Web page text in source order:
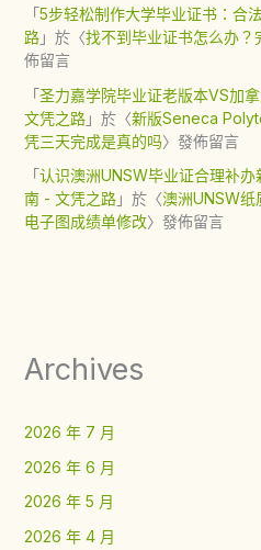
「5步轻松制作大学毕业证书：合
路」於〈找不到毕业证书怎么办
佈留言
「圣力嘉学院毕业证老版本VS加
文凭之路」於〈新版Seneca
凭三天完成是真的吗〉發佈留言
「认识澳洲UNSW毕业证合理补
南 - 文凭之路」於〈澳洲UNSW纸
电子图成绩单修改〉發佈留言
Archives
2026 年 7 月
2026 年 6 月
2026 年 5 月
2026 年 4 月